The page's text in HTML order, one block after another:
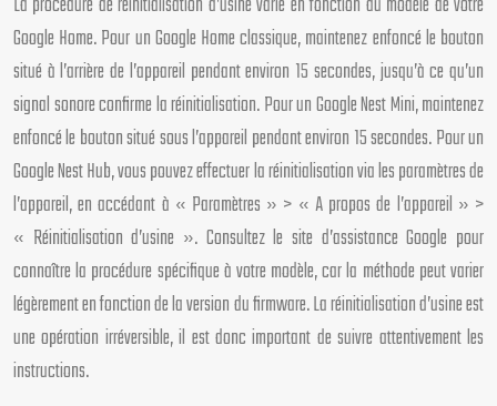
Google Home. Pour un Google Home classique, maintenez enfoncé le bouton
situé à l’arrière de l’appareil pendant environ 15 secondes, jusqu’à ce qu’un
signal sonore confirme la réinitialisation. Pour un Google Nest Mini, maintenez
enfoncé le bouton situé sous l’appareil pendant environ 15 secondes. Pour un
Google Nest Hub, vous pouvez effectuer la réinitialisation via les paramètres de
l’appareil, en accédant à « Paramètres » > « A propos de l’appareil » >
« Réinitialisation d’usine ». Consultez le site d’assistance Google pour
connaître la procédure spécifique à votre modèle, car la méthode peut varier
légèrement en fonction de la version du firmware. La réinitialisation d’usine est
une opération irréversible, il est donc important de suivre attentivement les
instructions.